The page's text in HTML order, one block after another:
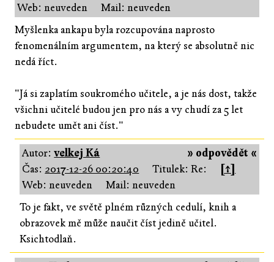
Web: neuveden
Mail: neuveden
Myšlenka ankapu byla rozcupována naprosto
fenomenálním argumentem, na který se absolutně nic
nedá říct.
"Já si zaplatím soukromého učitele, a je nás dost, takže
všichni učitelé budou jen pro nás a vy chudí za 5 let
nebudete umět ani číst."
» odpovědět «
Autor:velkej Ká
Čas: 2017-12-26 00:20:40 Titulek: Re:
[↑]
Web: neuveden
Mail: neuveden
To je fakt, ve světě plném různých cedulí, knih a
obrazovek mě může naučit číst jedině učitel.
Ksichtodlaň.